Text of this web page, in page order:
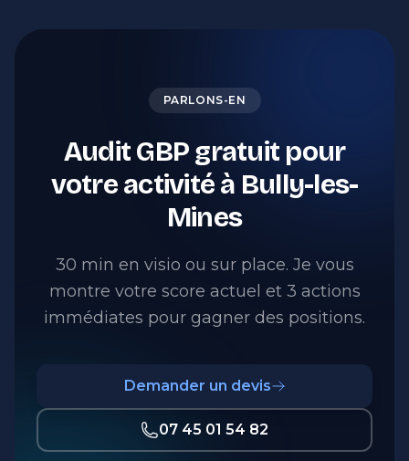
PARLONS-EN
Audit GBP gratuit pour
votre activité à Bully-les-
Mines
30 min en visio ou sur place. Je vous
montre votre score actuel et 3 actions
immédiates pour gagner des positions.
Demander un devis
07 45 01 54 82